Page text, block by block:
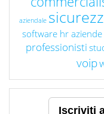
aziendale
software hr aziende
professionisti
voip
Iscriviti